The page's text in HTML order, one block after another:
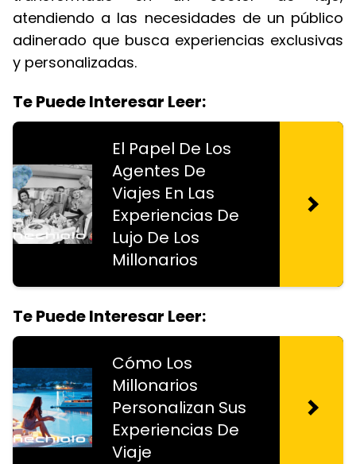
atendiendo a las necesidades de un público
adinerado que busca experiencias exclusivas
y personalizadas.
Te Puede Interesar Leer:
El Papel De Los
Agentes De
Viajes En Las
Experiencias De
Lujo De Los
Millonarios
Te Puede Interesar Leer:
Cómo Los
Millonarios
Personalizan Sus
Experiencias De
Viaje